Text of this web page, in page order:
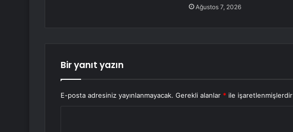
Ağustos 7, 2026
Bir yanıt yazın
E-posta adresiniz yayınlanmayacak. Gerekli alanlar * ile işaretlenmişlerdir